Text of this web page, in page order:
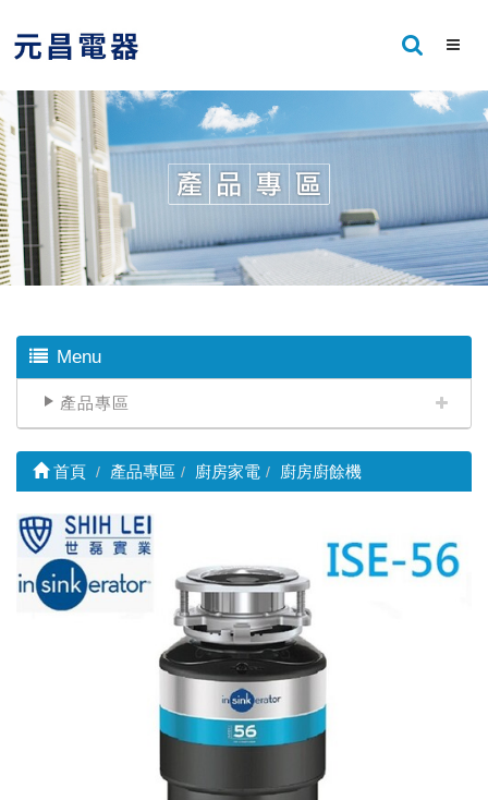
Menu
產品專區
首頁 產品專區 廚房家電 廚房廚餘機